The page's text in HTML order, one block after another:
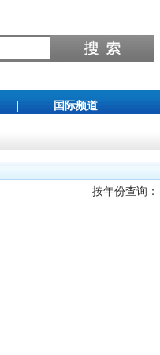
| 国际频道
按年份查询：